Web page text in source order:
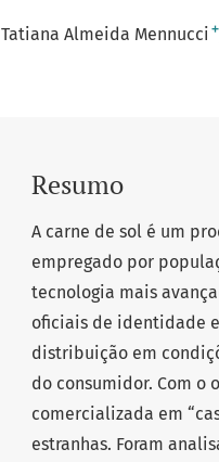
Tatiana Almeida Mennucci +
Resumo
A carne de sol é um
empregado por
tecnologia mais
oficiais de identidade
distribuição em
do consumidor. Com o
comercializada em
estranhas. Foram